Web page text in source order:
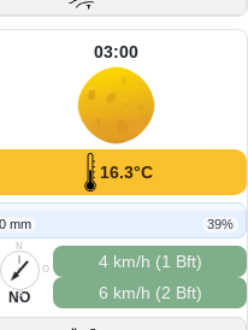
03:00
16.3°C
0 mm 39%
N
O
S
NO
4 km/h (1 Bft)
6 km/h (2 Bft)